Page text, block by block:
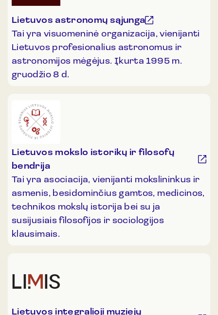
Lietuvos astronomų sąjunga
Tai yra visuomeninė organizacija, vienijanti
Lietuvos profesionalius astronomus ir
astronomijos mėgėjus. Įkurta 1995 m.
gruodžio 8 d.
Lietuvos mokslo istorikų ir filosofų
bendrija
Tai yra asociacija, vienijanti mokslininkus ir
asmenis, besidominčius gamtos, medicinos,
technikos mokslų istorija bei su ja
susijusiais filosofijos ir sociologijos
klausimais.
Lietuvos integralioji muziejų